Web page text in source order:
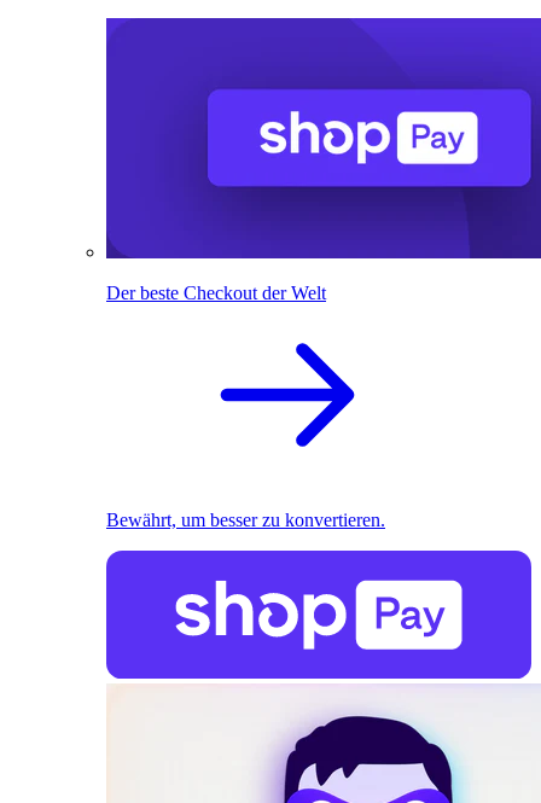
Der beste Checkout der Welt
Bewährt, um besser zu konvertieren.